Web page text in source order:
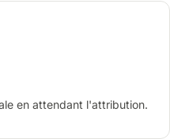
en attendant l'attribution.